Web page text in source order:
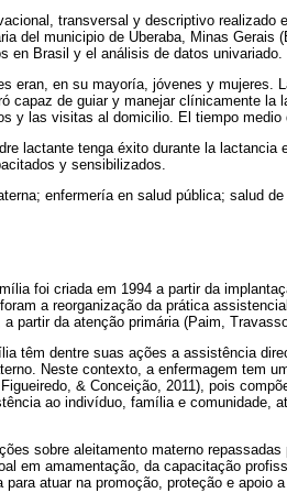
transversal y descriptivo realizado
del municipio de Uberaba, Minas Gerais
en Brasil y el análisis de datos univariado.
eran, en su mayoría, jóvenes y mujeres.
capaz de guiar y manejar clínicamente la
y las visitas al domicilio. El tiempo
lactante tenga éxito durante la
y sensibilizados.
enfermería en salud pública; salud
foi criada em 1994 a partir da
a reorganização da prática
partir da atenção primária (Paim,
têm dentre suas ações a assistência
Neste contexto, a enfermagem tem
& Conceição, 2011), pois
ao indivíduo, família e comunidade,
sobre aleitamento materno
em amamentação, da capacitação
para atuar na promoção, proteção e apoio